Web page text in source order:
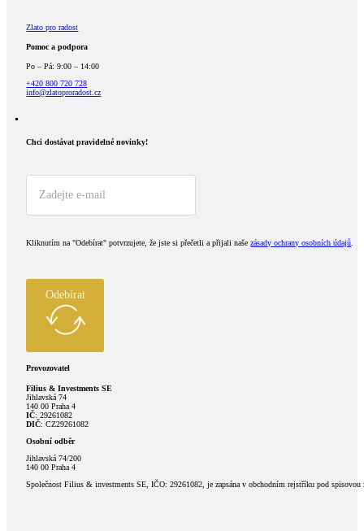
Zlato pro radost
Pomoc a podpora
Po – Pá: 9:00 – 14:00
+420 800 720 728
info@zlatoproradost.cz
Chci dostávat pravidelné novinky!​
Kliknutím na "Odebírat" potvrzujete, že jste si přečetli a přijali našezásady ochrany osobních údajů.
Odebírat
Provozovatel
Filius & Investments SE
Jihlavská 74
140 00 Praha 4
IČ: 29261082
DIČ: CZ29261082
Osobní odběr
Jihlavská 74/200
140 00 Praha 4
Společnost Filius & investments SE, IČO: 29261082, je zapsána v obchodním rejstříku pod spisovou